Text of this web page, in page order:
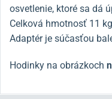
osvetlenie, ktoré sa dá
Celková hmotnosť 11
Adaptér je súčasťou
Hodinky na obrázkoch